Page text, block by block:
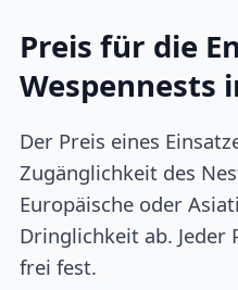
Preis für die
Wespennests
Der Preis eines
Zugänglichkeit des
Europäische oder
Dringlichkeit ab. Jeder
frei fest.